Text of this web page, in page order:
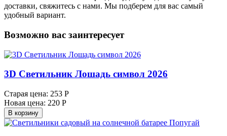
доставки, свяжитесь с нами. Мы подберем для вас самый
удобный вариант.
Возможно вас заинтересует
3D Светильник Лошадь символ 2026
Старая цена: 253 Р
Новая цена: 220 Р
В корзину